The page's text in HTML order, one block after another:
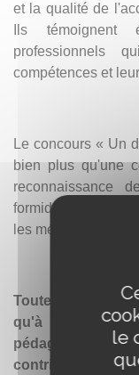
et la qualité de
Ils témoignent
professionnels
compétences et
Le concours « Un
bien plus qu'une
reconnaissance
formidable
les métiers de la
Toutes nos
qu'à
pédagogiques
contribuent à
le